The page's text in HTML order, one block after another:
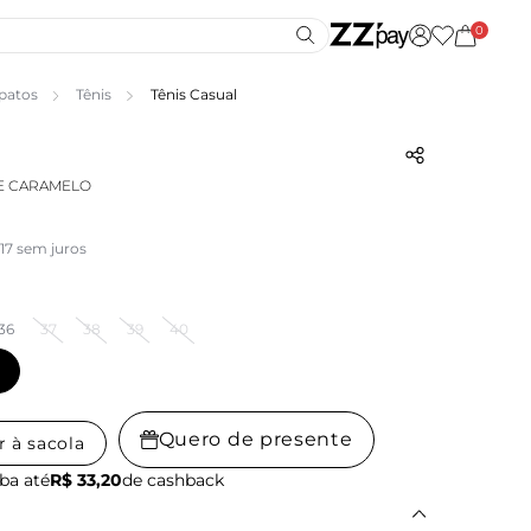
0
Tênis Tênis Casual
CARAMELO
sem juros
37 38 39 40
à sacola Quero de presente
atéR$ 33,20de cashback